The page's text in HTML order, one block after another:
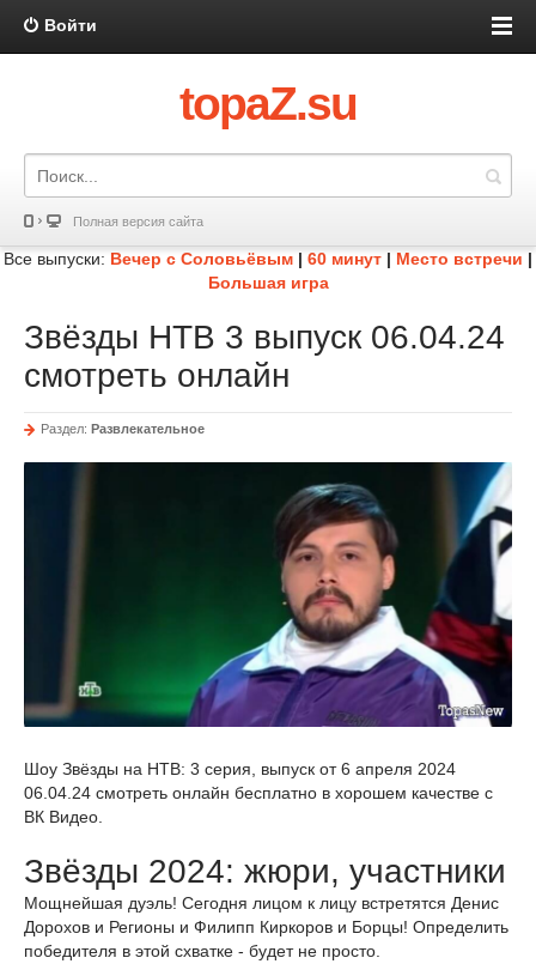
Войти
topaZ.su
Полная версия сайта
Все выпуски: Вечер с Соловьёвым | 60 минут | Место встречи |
Большая игра
Звёзды НТВ 3 выпуск 06.04.24
смотреть онлайн
Раздел: Развлекательное
Шоу Звёзды на НТВ: 3 серия, выпуск от 6 апреля 2024
06.04.24 смотреть онлайн бесплатно в хорошем качестве с
ВК Видео.
Звёзды 2024: жюри, участники
Мощнейшая дуэль! Сегодня лицом к лицу встретятся Денис
Дорохов и Регионы и Филипп Киркоров и Борцы! Определить
победителя в этой схватке - будет не просто.